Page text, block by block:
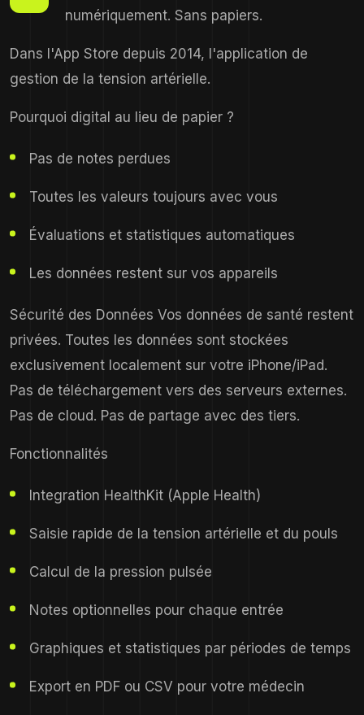
numériquement. Sans papiers.
Dans l'App Store depuis 2014, l'application de
gestion de la tension artérielle.
Pourquoi digital au lieu de papier ?
Pas de notes perdues
Toutes les valeurs toujours avec vous
Évaluations et statistiques automatiques
Les données restent sur vos appareils
Sécurité des Données Vos données de santé restent
privées. Toutes les données sont stockées
exclusivement localement sur votre iPhone/iPad.
Pas de téléchargement vers des serveurs externes.
Pas de cloud. Pas de partage avec des tiers.
Fonctionnalités
Integration HealthKit (Apple Health)
Saisie rapide de la tension artérielle et du pouls
Calcul de la pression pulsée
Notes optionnelles pour chaque entrée
Graphiques et statistiques par périodes de temps
Export en PDF ou CSV pour votre médecin